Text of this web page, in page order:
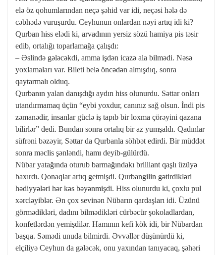
elə öz qohumlarından neçə şəhid var idi, neçəsi hələ də
cəbhədə vuruşurdu. Ceyhunun onlardan nəyi artıq idi ki?
Qurban hiss elədi ki, arvadının yersiz sözü hamiya pis təsir
edib, ortalığı toparlamağa çalışdı:
– Əslində gələcəkdi, amma işdən icazə ala bilmədi. Nəsə
yoxlamaları var. Bileti belə öncədən almışdıq, sonra
qaytarmalı olduq.
Qurbanın yalan danışdığı aydın hiss olunurdu. Səttar onları
utandırmamaq üçün “eybi yoxdur, canınız sağ olsun. İndi pis
zəmanədir, insanlar güclə iş tapıb bir loxma çörəyini qazana
bilirlər” dedi. Bundan sonra ortalıq bir az yumşaldı. Qadınlar
süfrəni bəzəyir, Səttar da Qurbanla söhbət edirdi. Bir müddət
sonra məclis şənləndi, hamı deyib-gülürdü.
Nübar yatağında oturub barmağındakı brilliant qaşlı üzüyə
baxırdı. Qonaqlar artıq getmişdi. Qurbangilin gətirdikləri
hədiyyələri hər kəs bəyənmişdi. Hiss olunurdu ki, çoxlu pul
xərcləyiblər. Ən çox sevinən Nübarın qardaşları idi. Üzünü
görmədikləri, dadını bilmədikləri cürbəcür şokoladlardan,
konfetlərdən yemişdilər. Hamının kefi kök idi, bir Nübardan
başqa. Səmədi unuda bilmirdi. Əvvəllər düşünürdü ki,
elçiliyə Ceyhun da gələcək, onu yaxından tanıyacaq, şəhəri